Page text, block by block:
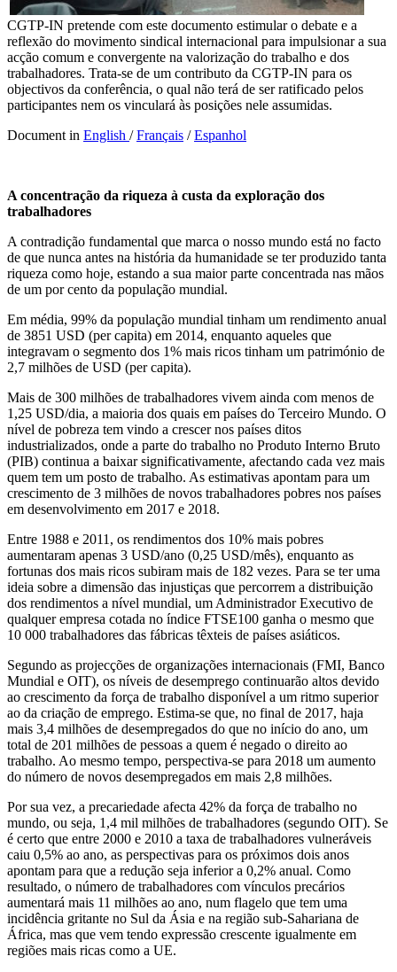
CGTP-IN pretende com este documento estimular o debate e a
reflexão do movimento sindical internacional para impulsionar a sua
acção comum e convergente na valorização do trabalho e dos
trabalhadores. Trata-se de um contributo da CGTP-IN para os
objectivos da conferência, o qual não terá de ser ratificado pelos
participantes nem os vinculará às posições nele assumidas.
Document in English /Français /Espanhol
A concentração da riqueza à custa da exploração dos
trabalhadores
A contradição fundamental que marca o nosso mundo está no facto
de que nunca antes na história da humanidade se ter produzido tanta
riqueza como hoje, estando a sua maior parte concentrada nas mãos
de um por cento da população mundial.
Em média, 99% da população mundial tinham um rendimento anual
de 3851 USD (per capita) em 2014, enquanto aqueles que
integravam o segmento dos 1% mais ricos tinham um património de
2,7 milhões de USD (per capita).
Mais de 300 milhões de trabalhadores vivem ainda com menos de
1,25 USD/dia, a maioria dos quais em países do Terceiro Mundo. O
nível de pobreza tem vindo a crescer nos países ditos
industrializados, onde a parte do trabalho no Produto Interno Bruto
(PIB) continua a baixar significativamente, afectando cada vez mais
quem tem um posto de trabalho. As estimativas apontam para um
crescimento de 3 milhões de novos trabalhadores pobres nos países
em desenvolvimento em 2017 e 2018.
Entre 1988 e 2011, os rendimentos dos 10% mais pobres
aumentaram apenas 3 USD/ano (0,25 USD/mês), enquanto as
fortunas dos mais ricos subiram mais de 182 vezes. Para se ter uma
ideia sobre a dimensão das injustiças que percorrem a distribuição
dos rendimentos a nível mundial, um Administrador Executivo de
qualquer empresa cotada no índice FTSE100 ganha o mesmo que
10 000 trabalhadores das fábricas têxteis de países asiáticos.
Segundo as projecções de organizações internacionais (FMI, Banco
Mundial e OIT), os níveis de desemprego continuarão altos devido
ao crescimento da força de trabalho disponível a um ritmo superior
ao da criação de emprego. Estima-se que, no final de 2017, haja
mais 3,4 milhões de desempregados do que no início do ano, um
total de 201 milhões de pessoas a quem é negado o direito ao
trabalho. Ao mesmo tempo, perspectiva-se para 2018 um aumento
do número de novos desempregados em mais 2,8 milhões.
Por sua vez, a precariedade afecta 42% da força de trabalho no
mundo, ou seja, 1,4 mil milhões de trabalhadores (segundo OIT). Se
é certo que entre 2000 e 2010 a taxa de trabalhadores vulneráveis
caiu 0,5% ao ano, as perspectivas para os próximos dois anos
apontam para que a redução seja inferior a 0,2% anual. Como
resultado, o número de trabalhadores com vínculos precários
aumentará mais 11 milhões ao ano, num flagelo que tem uma
incidência gritante no Sul da Ásia e na região sub-Sahariana de
África, mas que vem tendo expressão crescente igualmente em
regiões mais ricas como a UE.